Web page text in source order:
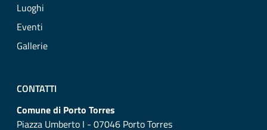
Luoghi
Eventi
Gallerie
CONTATTI
Comune di Porto Torres
Piazza Umberto I - 07046 Porto Torres